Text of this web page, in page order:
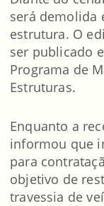
será demolida
estrutura. O
ser publicado
Programa de
Estruturas.
Enquanto a
informou que
para
objetivo de
travessia de